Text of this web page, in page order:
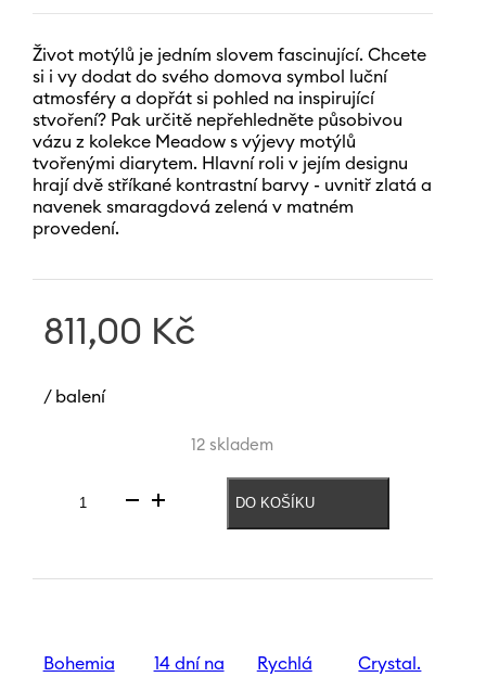
Život motýlů je jedním slovem fascinující. Chcete
si i vy dodat do svého domova symbol luční
atmosféry a dopřát si pohled na inspirující
stvoření? Pak určitě nepřehledněte působivou
vázu z kolekce Meadow s výjevy motýlů
tvořenými diarytem. Hlavní roli v jejím designu
hrají dvě stříkané kontrastní barvy - uvnitř zlatá a
navenek smaragdová zelená v matném
provedení.
811,00 Kč
/ balení
12 skladem
Váza
mm
DO KOŠÍKU
Bohemia
14 dní na
Rychlá
Crystal.